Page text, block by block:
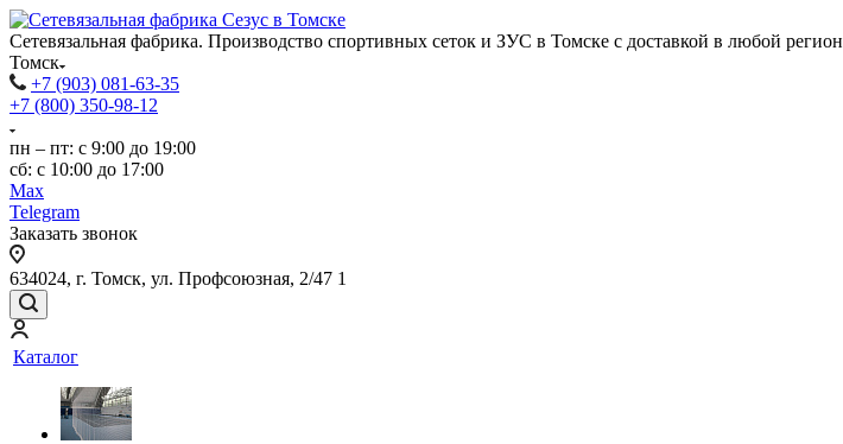
Сетевязальная фабрика. Производство спортивных сеток и ЗУС в Томске с доставкой в любой регион
Томск
+7 (903) 081-63-35
+7 (800) 350-98-12
пн – пт: с 9:00 до 19:00
сб: с 10:00 до 17:00
Max
Telegram
Заказать звонок
634024, г. Томск, ул. Профсоюзная, 2/47 1
Каталог